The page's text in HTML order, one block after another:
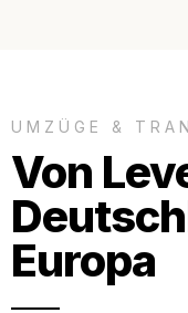
UMZÜGE &
Von
Europa